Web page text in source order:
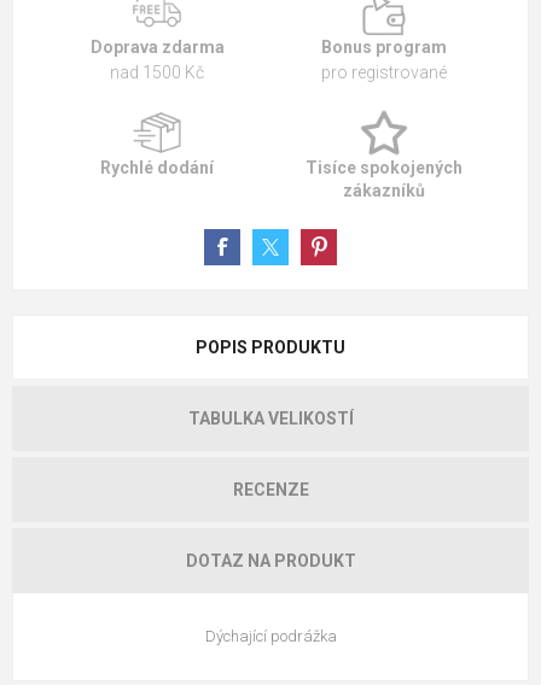
Doprava zdarma
nad 1500 Kč
Bonus program
pro registrované
Rychlé dodání
Tisíce spokojených
zákazníků
POPIS PRODUKTU
TABULKA VELIKOSTÍ
RECENZE
DOTAZ NA PRODUKT
Dýchající podrážka